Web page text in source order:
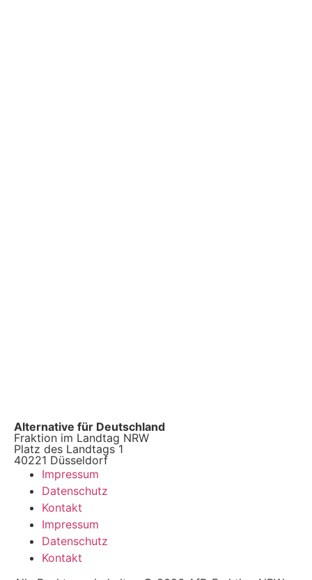
Alternative für Deutschland
Fraktion im Landtag NRW
Platz des Landtags 1
40221 Düsseldorf
Impressum
Datenschutz
Kontakt
Impressum
Datenschutz
Kontakt